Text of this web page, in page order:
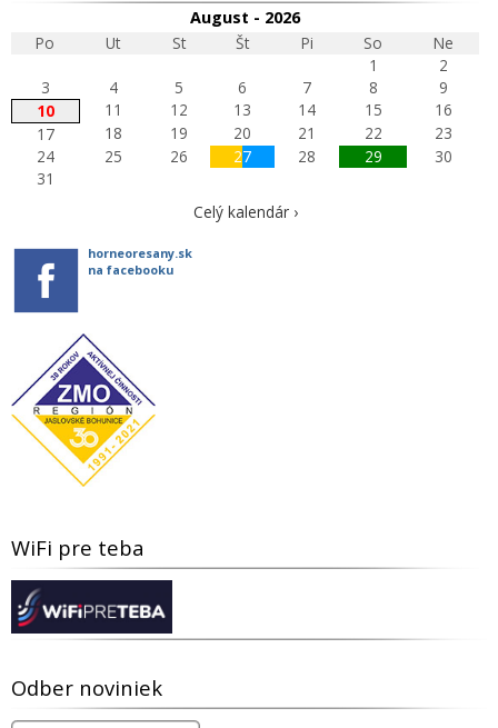
August - 2026
Po
Ut St Št Pi So
Ne
1
2
3
4 5 6 7 8
9
10
11 12 13 14 15
16
17
18 19 20 21 22
23
24
25 26 27 28 29
30
31
Celý kalendár ›
horneoresany.sk
na facebooku
WiFi pre teba
Odber noviniek